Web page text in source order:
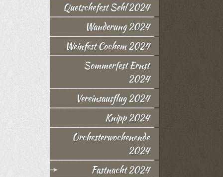
Quetschefest Sehl 2024
Wanderung 2024
Weinfest Cochem 2024
Sommerfest Ernst
2024
Vereinsausflug 2024
Knipp 2024
Orchesterwochenende
2024
Fastnacht 2024